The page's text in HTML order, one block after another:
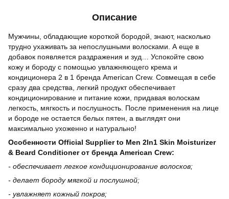
Описание
Мужчины, обладающие короткой бородой, знают, насколько
трудно ухаживать за непослушными волосками. А еще в
добавок появляется раздражения и зуд… Успокойте свою
кожу и бороду с помощью увлажняющего крема и
кондиционера 2 в 1 бренда American Crew. Совмещая в себе
сразу два средства, легкий продукт обеспечивает
кондиционирование и питание кожи, придавая волоскам
легкость, мягкость и послушность. После применения на лице
и бороде не остается белых пятен, а выглядят они
максимально ухоженно и натурально!
Особенности Official Supplier to Men 2In1 Skin Moisturizer
& Beard Conditioner от бренда American Crew:
- обеспечивает легкое кондиционирование волосков;
- делает бороду мягкой и послушной;
- увлажняет кожный покров;